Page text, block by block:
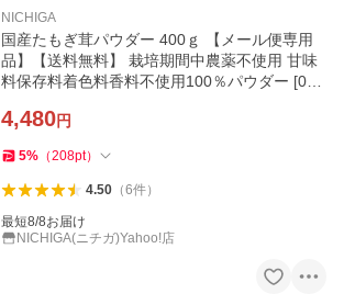
NICHIGA
国産たもぎ茸パウダー 400ｇ 【メール便専用
品】【送料無料】 栽培期間中農薬不使用 甘味
料保存料着色料香料不使用100％パウダー [05]
4,480円
5% （208pt）
4.50（6件）
最短8/8お届け
NICHIGA(ニチガ)Yahoo!店